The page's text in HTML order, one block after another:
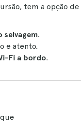
tem a opção de
selvagem.
e atento.
Fi a bordo.